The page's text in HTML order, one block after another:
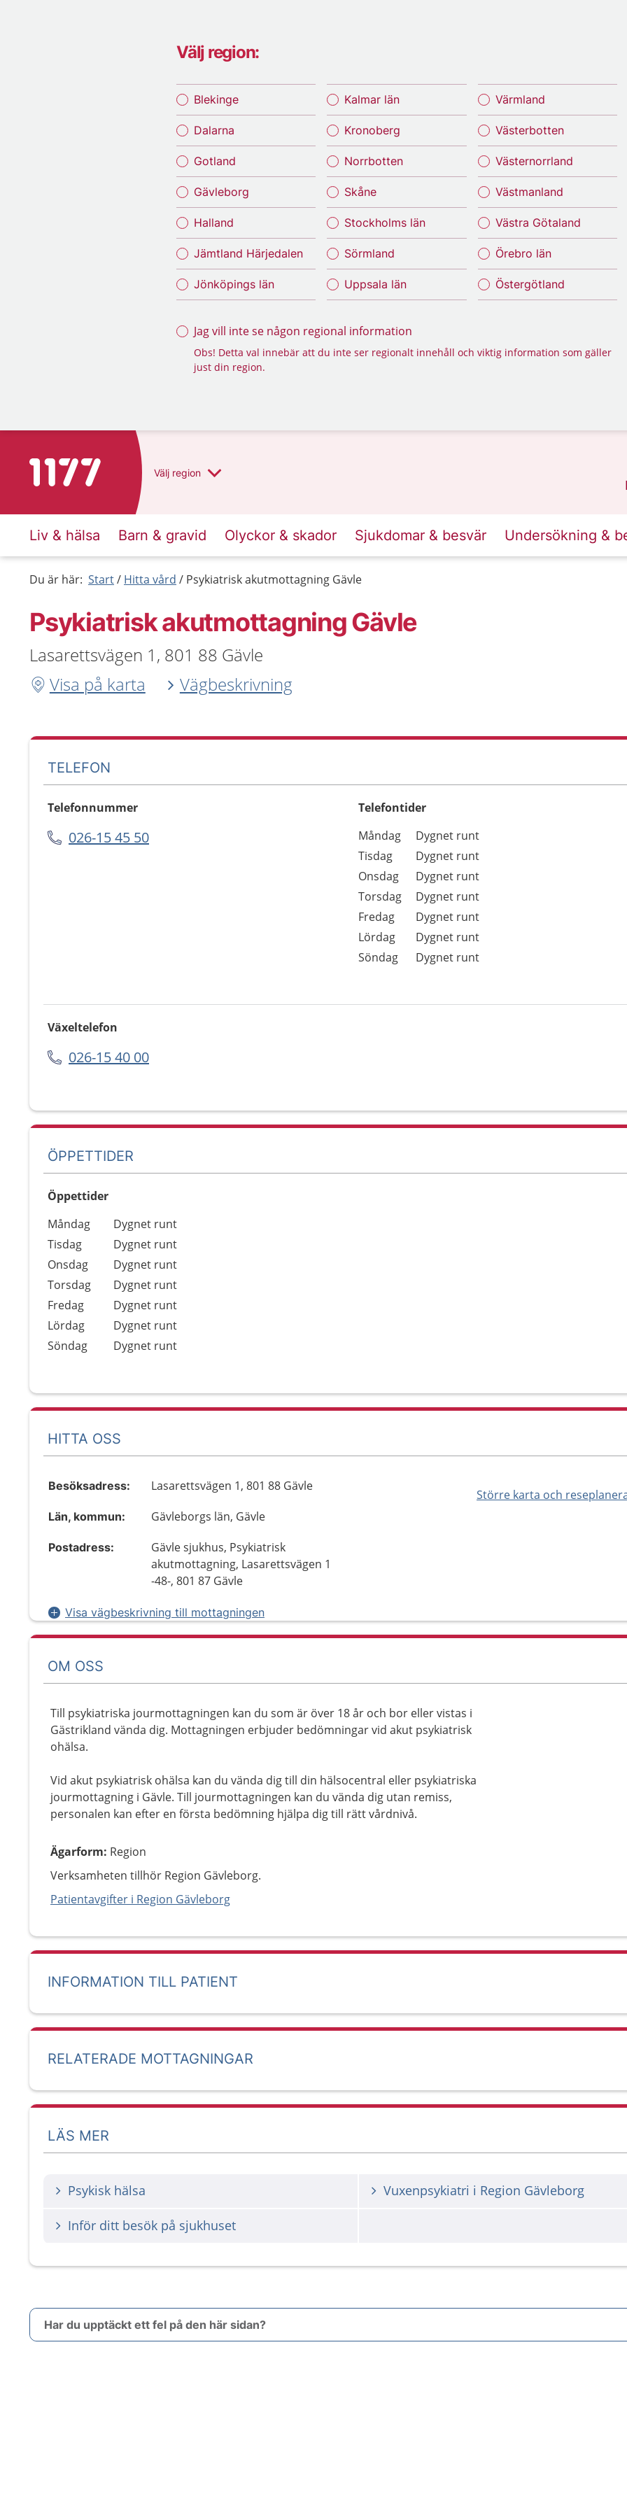
Välj region:
Blekinge
Dalarna
Gotland
Gävleborg
Halland
Jämtland Härjedalen
Jönköpings län
Kalmar län
Kronoberg
Norrbotten
Skåne
Stockholms län
Sörmland
Uppsala län
Värmland
Västerbotten
Västernorrland
Västmanland
Västra Götaland
Örebro län
Östergötland
Jag vill inte se någon regional information
Obs! Detta val innebär att du inte ser regionalt innehåll och viktig information som gäller
just din region.
Till startsidan för 1177 Välj region
Liv & hälsa Barn & gravid Olyckor & skador Sjukdomar & besvär Undersökning &
Du är här: Start Hitta vård Psykiatrisk akutmottagning Gävle
Psykiatrisk akutmottagning Gävle
Lasarettsvägen 1, 801 88 Gävle
Visa på karta
Vägbeskrivning
TELEFON
Telefonnummer
026-15 45 50
Telefontider
Dag
Öppettider
Kommentarer
Måndag
Dygnet runt
Tisdag
Dygnet runt
Onsdag
Dygnet runt
Torsdag
Dygnet runt
Fredag
Dygnet runt
Lördag
Dygnet runt
Söndag
Dygnet runt
Växeltelefon
026-15 40 00
ÖPPETTIDER
Öppettider
Dag
Öppettider
Kommentarer
Måndag
Dygnet runt
Tisdag
Dygnet runt
Onsdag
Dygnet runt
Torsdag
Dygnet runt
Fredag
Dygnet runt
Lördag
Dygnet runt
Söndag
Dygnet runt
HITTA OSS
Större karta och
Besöksadress: Lasarettsvägen 1, 801 88 Gävle
Län, kommun: Gävleborgs län, Gävle
Postadress:
Gävle sjukhus, Psykiatrisk
akutmottagning, Lasarettsvägen 1
-48-, 801 87 Gävle
Visa vägbeskrivning till mottagningen
OM OSS
Till psykiatriska jourmottagningen kan du som är över 18 år och bor eller vistas i
Gästrikland vända dig. Mottagningen erbjuder bedömningar vid akut psykiatrisk
ohälsa.
Vid akut psykiatrisk ohälsa kan du vända dig till din hälsocentral eller psykiatriska
jourmottagning i Gävle. Till jourmottagningen kan du vända dig utan remiss,
personalen kan efter en första bedömning hjälpa dig till rätt vårdnivå.
Ägarform: Region
Verksamheten tillhör Region Gävleborg.
Patientavgifter i Region Gävleborg
INFORMATION TILL PATIENT
RELATERADE MOTTAGNINGAR
LÄS MER
Psykisk hälsa Vuxenpsykiatri i Region Gävleborg
Inför ditt besök på sjukhuset
Har du upptäckt ett fel på den här sidan?